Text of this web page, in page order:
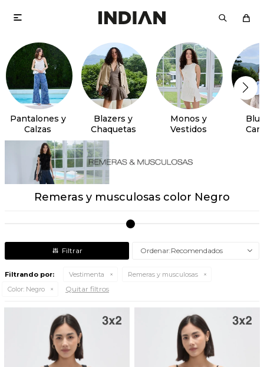

Pantalones y
Calzas
Blazers y
Chaquetas
Monos y
Vestidos
Remeras y musculosas color Negro
Recomendados
Filtrando por: Vestimenta
Remeras y musculosas
Color: Negro Quitar filtros